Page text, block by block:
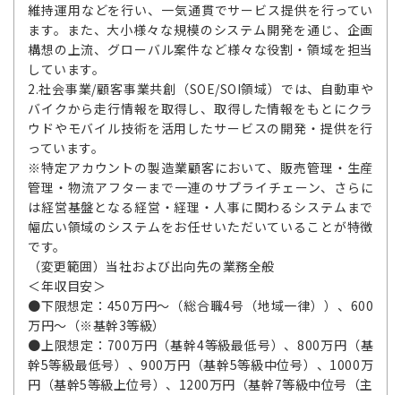
維持運用などを行い、一気通貫でサービス提供を行ってい
ます。また、大小様々な規模のシステム開発を通じ、企画
構想の上流、グローバル案件など様々な役割・領域を担当
しています。
2.社会事業/顧客事業共創（SOE/SOI領域）では、自動車や
バイクから走行情報を取得し、取得した情報をもとにクラ
ウドやモバイル技術を活用したサービスの開発・提供を行
っています。
※特定アカウントの製造業顧客において、販売管理・生産
管理・物流アフターまで一連のサプライチェーン、さらに
は経営基盤となる経営・経理・人事に関わるシステムまで
幅広い領域のシステムをお任せいただいていることが特徴
です。
（変更範囲）当社および出向先の業務全般
＜年収目安＞
●下限想定：450万円～（総合職4号（地域一律））、600
万円～（※基幹3等級）
●上限想定：700万円（基幹4等級最低号）、800万円（基
幹5等級最低号）、900万円（基幹5等級中位号）、1000万
円（基幹5等級上位号）、1200万円（基幹7等級中位号（主